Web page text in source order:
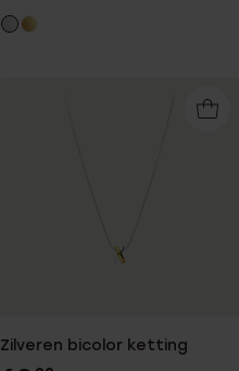
Zilveren bicolor ketting